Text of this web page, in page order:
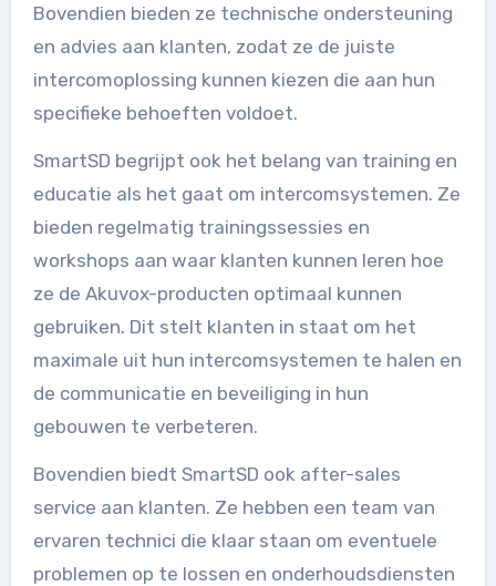
Bovendien bieden ze technische ondersteuning
en advies aan klanten, zodat ze de juiste
intercomoplossing kunnen kiezen die aan hun
specifieke behoeften voldoet.
SmartSD begrijpt ook het belang van training en
educatie als het gaat om intercomsystemen. Ze
bieden regelmatig trainingssessies en
workshops aan waar klanten kunnen leren hoe
ze de Akuvox-producten optimaal kunnen
gebruiken. Dit stelt klanten in staat om het
maximale uit hun intercomsystemen te halen en
de communicatie en beveiliging in hun
gebouwen te verbeteren.
Bovendien biedt SmartSD ook after-sales
service aan klanten. Ze hebben een team van
ervaren technici die klaar staan om eventuele
problemen op te lossen en onderhoudsdiensten